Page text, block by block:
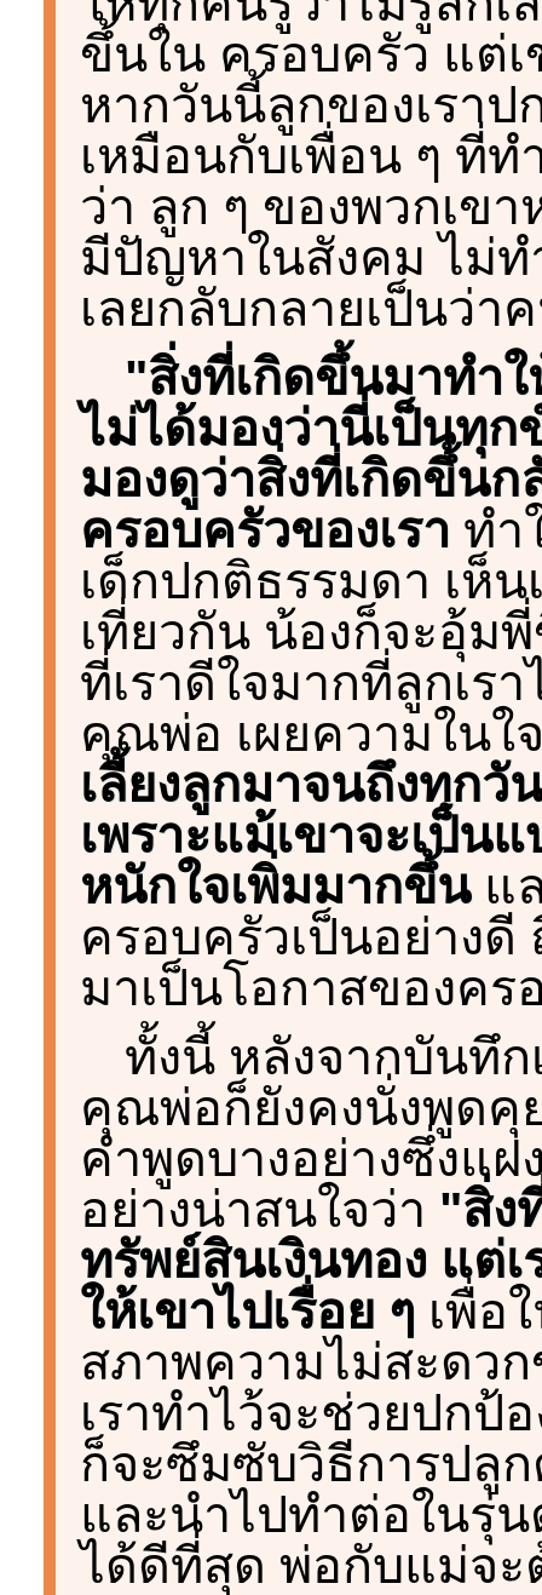
ขึ้นใน ครอบครัว แต่เ
หากวันนี้ลูกของเรา
เหมือนกับเพื่อน ๆ ที่
ว่า ลูก ๆ ของพวกเข
มีปัญหาในสังคม ไม่
เลยกลับกลายเป็นว่า
"สิ่งที่เกิดขึ้นมาทำใ
ไม่ได้มองว่านี่เป็นทุก
มองดูว่าสิ่งที่เกิดขึ้น
ครอบครัวของเรา ทำ
เด็กปกติธรรมดา เห็
เที่ยวกัน น้องก็จะอุ้ม
ที่เราดีใจมากที่ลูกเร
คุณพ่อ เผยความในใ
เลี้ยงลูกมาจนถึงทุก
เพราะแม้เขาจะเป็น
หนักใจเพิ่มมากขึ้นแ
ครอบครัวเป็นอย่างดี
มาเป็นโอกาสของคร
ทั้งนี้ หลังจากบันทึก
คุณพ่อก็ยังคงนั่งพูดคุ
คำพูดบางอย่างซึ่งแ
อย่างน่าสนใจว่า "สิ่ง
ทรัพย์สินเงินทอง แต่
ให้เขาไปเรื่อย ๆเพื่อ
สภาพความไม่สะดว
เราทำไว้จะช่วยปกป้
ก็จะซึมซับวิธีการปลู
และนำไปทำต่อในรุ่
ได้ดีที่สุด พ่อกับแม่จะ